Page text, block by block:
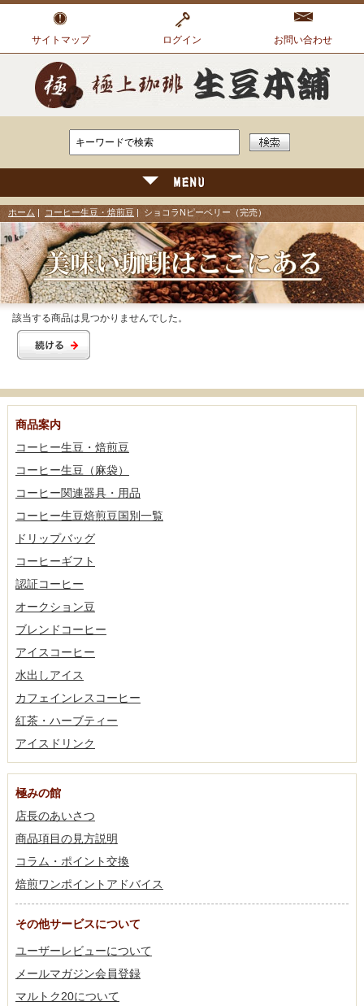
サイトマップ ログイン お問い合わせ
ホーム コーヒー生豆・焙煎豆 | ショコラNピーベリー（完売）
該当する商品は見つかりませんでした。
商品案内
コーヒー生豆・焙煎豆
コーヒー生豆（麻袋）
コーヒー関連器具・用品
コーヒー生豆焙煎豆国別一覧
ドリップバッグ
コーヒーギフト
認証コーヒー
オークション豆
ブレンドコーヒー
アイスコーヒー
水出しアイス
カフェインレスコーヒー
紅茶・ハーブティー
アイスドリンク
極みの館
店長のあいさつ
商品項目の見方説明
コラム・ポイント交換
焙煎ワンポイントアドバイス
その他サービスについて
ユーザーレビューについて
メールマガジン会員登録
マルトク20について